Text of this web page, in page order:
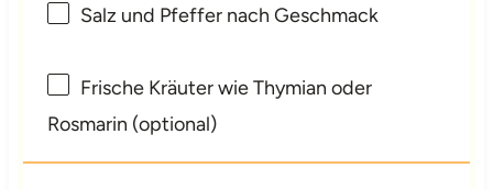
Salz und Pfeffer nach Geschmack
Frische Kräuter wie Thymian oder
Rosmarin (optional)